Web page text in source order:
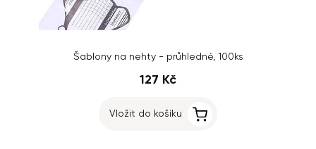
Šablony na nehty - průhledné, 100ks
127 Kč
Vložit do košíku